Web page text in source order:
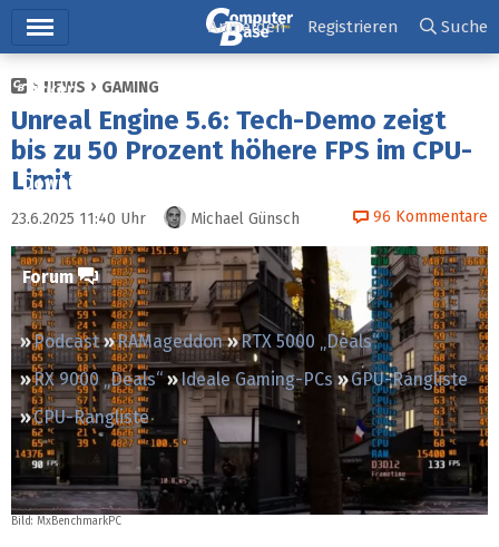
Ticker
Tests
Downloads
Preisvergleich
Forum
Podcast RAMageddon
RTX 5000 „Deals“
RX 9000 „Deals“
Ideale Gaming-PCs
GPU-Rangliste
CPU-Rangliste
Anmelden Registrieren Suche
NEWS GAMING
Unreal Engine 5.6: Tech-Demo zeigt
bis zu 50 Prozent höhere FPS im CPU-
Limit
23.6.2025 11:40 Uhr Michael Günsch 96 Kommentare
Bild: MxBenchmarkPC